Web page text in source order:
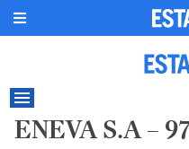
ENEVA S.A –